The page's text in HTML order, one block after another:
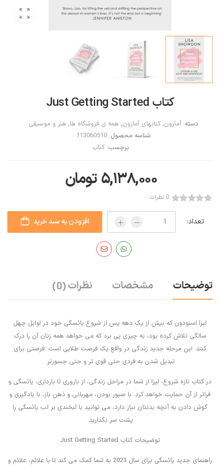
کتاب Just Getting Started
دسته:آمازون,کتابهای آمازون, همه ی فروشگاه ها, هنر و موسیقی
شناسه محصول:113060510
برچسب:کتاب
۵,۱۳۸,۰۰۰ تومان
0 نظرات
تعداد: افزودن به سبد خرید
توضیحات مشخصات نظرات(0)
لیزا اسنودون که بیش از یک دهه پس از شروع یائسگی خود در اوایل چهل
سالگی تلاش کرده بود، به چیزی پی برد که می خواهد همه زنان آن را درک
کنند. این مرحله جدید زندگی در واقع یک فرصت طلایی است: فرصتی برای
تبدیل شدن به فردی حتی قوی تر و حتی جسورتر.
در کتاب تازه شروع، لیزا از شما در مراحل زندگی، از باروری تا بارداری، یائسگی و
فراتر از آن حمایت خواهد کرد. با صبور بودن، مهربانی و ذهن باز، با یادگیری و
گوش دادن به آنچه بدنتان نیاز دارد، می توانید با لبخندی بر لب یائسگی را
پشت سر بگذارید.
توضیحات کتاب Just Getting Started
راهنمای جدید یائسگی برای سال 2023 به شما کمک می کند تا با علائم، علائم و